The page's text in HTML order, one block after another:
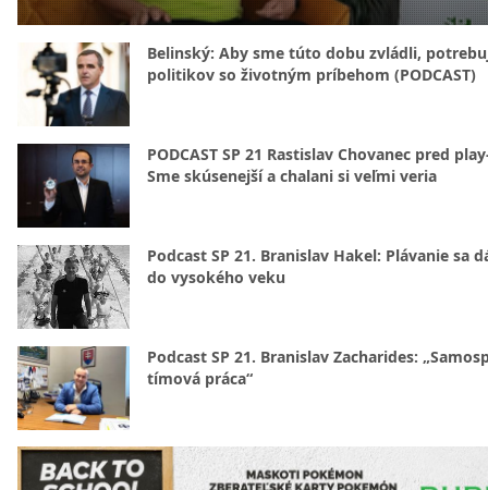
Belinský: Aby sme túto dobu zvládli,
politikov so životným príbehom (PODCAST)
PODCAST SP 21 Rastislav Chovanec pred
Sme skúsenejší a chalani si veľmi veria
Podcast SP 21. Branislav Hakel: Plávanie sa
do vysokého veku
Podcast SP 21. Branislav Zacharides:
tímová práca“